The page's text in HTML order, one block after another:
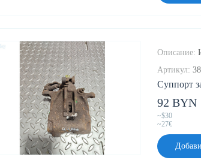
Суппорт
Описание:
Артикул:
92 BYN
~$30
~27€